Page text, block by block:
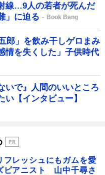
線…9人の若者が死んだ
」に迫る
Book Bang
郎」を飲み干しゲロまみ
を失くした」子供時代
いで』人間のいいところ
【インタビュー】
フレッシュにもガムを愛
ピアニスト 山中千尋さ